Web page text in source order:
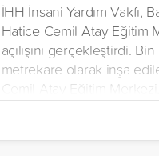
İHH İnsani Yardım Vakfı,
Hatice Cemil Atay Eğitim
açılışını gerçekleştirdi.
metrekare olarak inşa
Cemil Atay Eğitim
yetimlere barınma, eğitim
olanakları sağlayacak
merkezi olarak hizmete